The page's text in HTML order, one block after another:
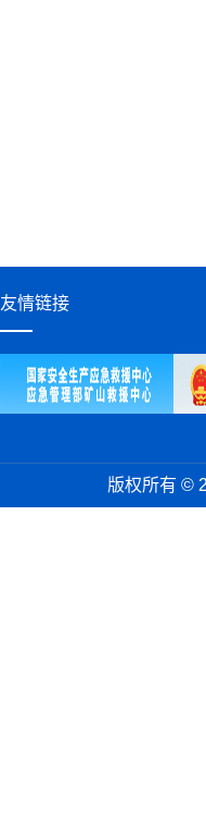
友情链接
版权所有 ©